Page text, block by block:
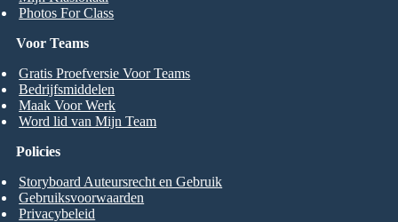
Photos For Class
Voor Teams
Gratis Proefversie Voor Teams
Bedrijfsmiddelen
Maak Voor Werk
Word lid van Mijn Team
Policies
Storyboard Auteursrecht en Gebruik
Gebruiksvoorwaarden
Privacybeleid